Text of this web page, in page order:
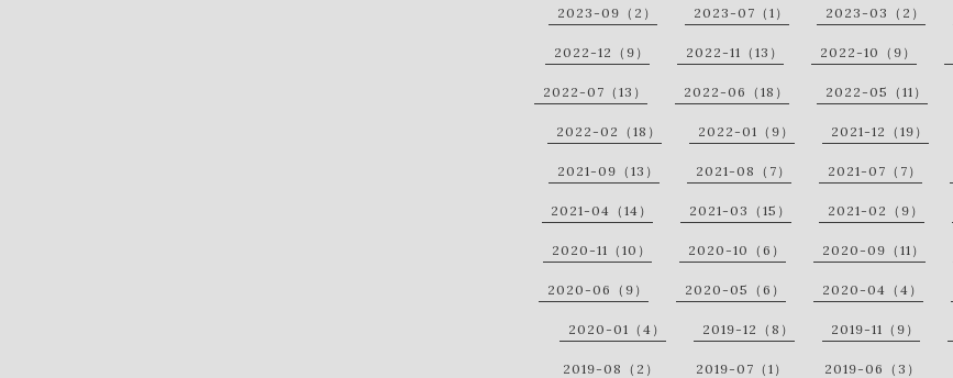
2023-09（2） 2023-07（1） 2023-03（2）
2022-12（9） 2022-11（13） 2022-10（9）
2022-07（13） 2022-06（18） 2022-05（11）
2022-02（18） 2022-01（9） 2021-12（19）
2021-09（13） 2021-08（7） 2021-07（7）
2021-04（14） 2021-03（15） 2021-02（9）
2020-11（10） 2020-10（6） 2020-09（11）
2020-06（9） 2020-05（6） 2020-04（4）
2020-01（4） 2019-12（8） 2019-11（9）
2019-08（2） 2019-07（1） 2019-06（3）